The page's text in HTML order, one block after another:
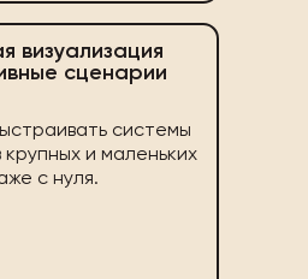
визуализация
сценарии
системы
и маленьких
с нуля.